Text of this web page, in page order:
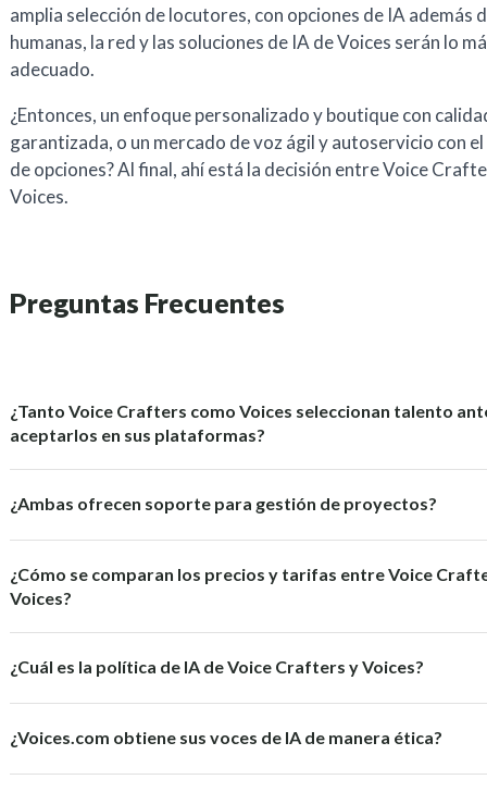
amplia selección de locutores, con opciones de IA además
humanas, la red y las soluciones de IA de Voices serán lo
adecuado.
¿Entonces, un enfoque personalizado y boutique con
garantizada, o un mercado de voz ágil y autoservicio con
de opciones? Al final, ahí está la decisión entre Voice
Voices.
Preguntas Frecuentes
¿Tanto Voice Crafters como Voices seleccionan talento
aceptarlos en sus plataformas?
¿Ambas ofrecen soporte para gestión de proyectos?
¿Cómo se comparan los precios y tarifas entre Voice
Voices?
¿Cuál es la política de IA de Voice Crafters y Voices?
¿Voices.com obtiene sus voces de IA de manera ética?